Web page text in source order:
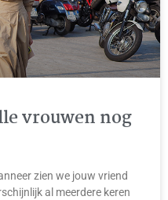
vrouwen nog
zien we jouw vriend
al meerdere keren